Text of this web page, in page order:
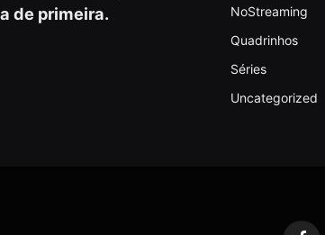
de primeira.
NoStreaming
Quadrinhos
Séries
Uncategorized